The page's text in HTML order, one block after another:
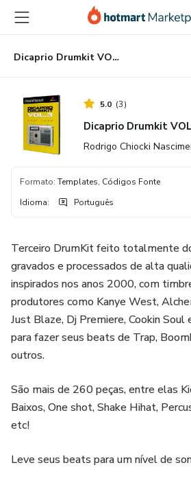
para
conteúdo
principal
para
pagamento
para
rodapé
Dicaprio Drumkit VOL. 3 - Anos 2000
5.0 (3)
Dicaprio Drumkit
Rodrigo Chiocki
Formato: Templates, Códigos Fonte
Idioma: Português
Terceiro DrumKit feito totalmente
gravados e processados de alta
inspirados nos anos 2000, com
produtores como Kanye West,
Just Blaze, Dj Premiere, Cookin
para fazer seus beats de Trap,
outros.
São mais de 260 peças, entre elas
Baixos, One shot, Shake Hihat,
etc!
Leve seus beats para um nível de